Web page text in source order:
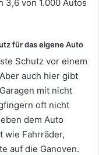
3,6 von 1.000 Autos
für das eigene Auto
Schutz vor einem
auch hier gibt
mit nicht
oft nicht
dem Auto
wie Fahrräder,
auf die Ganoven.